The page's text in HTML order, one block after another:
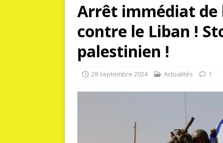
Arrêt immédiat de
contre le Liban !
palestinien !
28 septembre 2024 Actualités 1